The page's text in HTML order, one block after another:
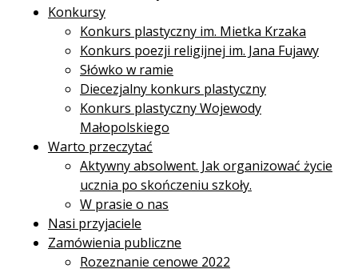
Konkursy
Konkurs plastyczny im. Mietka Krzaka
Konkurs poezji religijnej im. Jana Fujawy
Słówko w ramie
Diecezjalny konkurs plastyczny
Konkurs plastyczny Wojewody
Małopolskiego
Warto przeczytać
Aktywny absolwent. Jak organizować życie
ucznia po skończeniu szkoły.
W prasie o nas
Nasi przyjaciele
Zamówienia publiczne
Rozeznanie cenowe 2022